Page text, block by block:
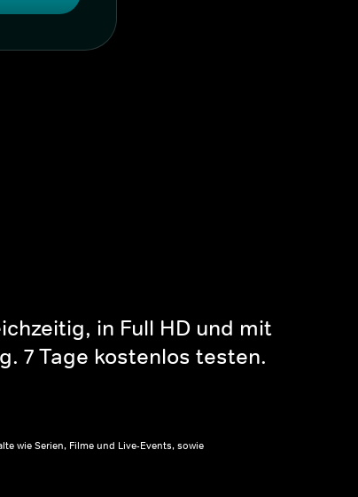
in Full HD und mit
7 Tage kostenlos testen.
wie Serien, Filme und Live-Events, sowie